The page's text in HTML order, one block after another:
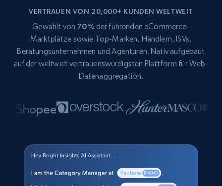
VERTRAUEN VON 20,000+ KUNDEN WELTWEIT
Gewählt von 70% der führenden eCommerce-
Marktplätze sowie Top-Marken, Händlern, ISVs,
Beratungsunternehmen und Agenturen. Nativ aufgebaut
auf der weltweit vertrauenswürdigsten Plattform für Web-
Datenaggregation.